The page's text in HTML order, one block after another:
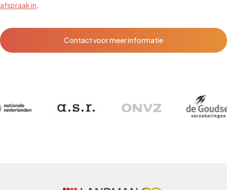
afspraak in
Contact voor meer informatie